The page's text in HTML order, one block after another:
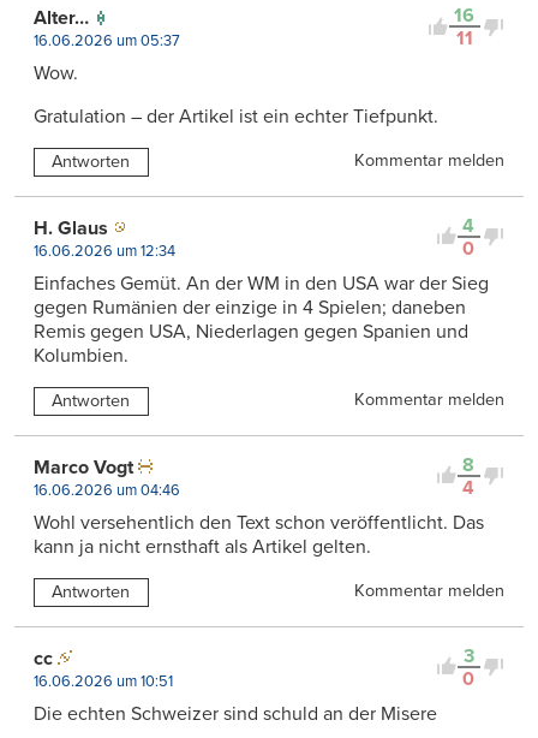
16
11
Alter…
16.06.2026 um 05:37
Wow.
Gratulation – der Artikel ist ein echter Tiefpunkt.
Antworten Kommentar melden
4
0
H. Glaus
16.06.2026 um 12:34
Einfaches Gemüt. An der WM in den USA war der Sieg
gegen Rumänien der einzige in 4 Spielen; daneben
Remis gegen USA, Niederlagen gegen Spanien und
Kolumbien.
Antworten Kommentar melden
8
4
Marco Vogt
16.06.2026 um 04:46
Wohl versehentlich den Text schon veröffentlicht. Das
kann ja nicht ernsthaft als Artikel gelten.
Antworten Kommentar melden
3
0
cc
16.06.2026 um 10:51
Die echten Schweizer sind schuld an der Misere